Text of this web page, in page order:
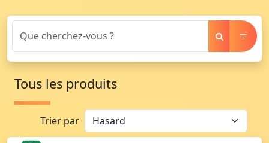
Tous les produits
Trier par